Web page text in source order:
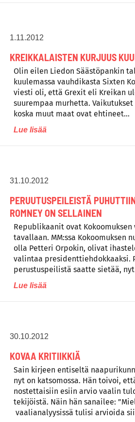
1.11.2012
KREIKKALAISTEN KURJUUS
Olin eilen Liedon Säästöpankin
kuulemassa vauhdikasta Sixten
viesti oli, että Grexit eli Kreikan
suurempaa murhetta.
koska muut maat ovat ehtineet…
Lue lisää
31.10.2012
PERUUTUSPEILEISTÄ
ROMNEY ON SELLAINEN
Republikaanit ovat Kokoomuksen
tavallaan. MM:ssa Kokoomuksen
olla Petteri Orpokin, olivat
valintaa presidenttiehdokkaaksi.
perustuspeilistä saatte sietää,
Lue lisää
30.10.2012
KOVAA KRITIIKKIÄ
Sain kirjeen entiseltä
nyt on katsomossa. Hän toivoi,
nostettaisiin esiin arvio vaalin
tekijöistä. Näin hän sanailee:
vaalianalyysissä tulisi arvioida